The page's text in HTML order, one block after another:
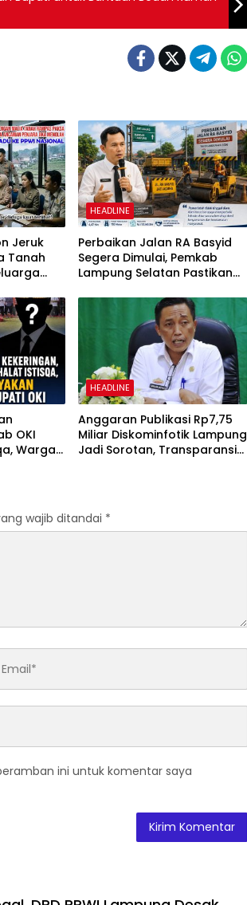
Jeruk
Tanah
HEADLINE
Perbaikan Jalan RA Basyid
Segera Dimulai, Pemkab
Lampung Selatan Pastikan
dan Nyaman
OKI
Warga
HEADLINE
Anggaran Publikasi Rp7,75
Miliar Diskominfotik Lampung
Jadi Sorotan, Transparansi
wajib ditandai *
ini untuk komentar saya